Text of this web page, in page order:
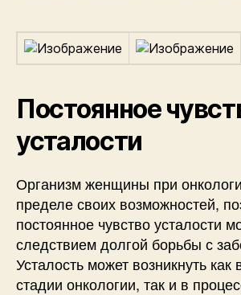
Постоянное
усталости
Организм женщины при
пределе своих возможностей,
постоянное чувство усталости
следствием долгой борьбы с
Усталость может возникнуть как
стадии онкологии, так и в